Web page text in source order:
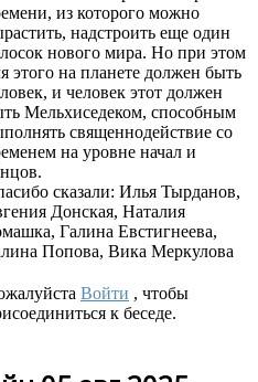
из которого можно
надстроить еще один
нового мира. Но при этом
этого на планете должен быть
и человек этот должен
Мельхиседеком, способным
священнодействие со
на уровне начал и
сказали: Илья Тырданов,
Донская, Наталия
, Галина Евстигнеева,
Попова, Вика Меркулова
Войти , чтобы
к беседе.